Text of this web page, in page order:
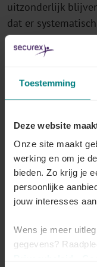
Toestemming
Deze website
Onze site maakt
werking en om je
bieden. Zo krijg je
persoonlijke
jouw interesses
Wens je meer
gegevens?
uitzonderlijk
dat er
wordt teruggeven
Alle
loon